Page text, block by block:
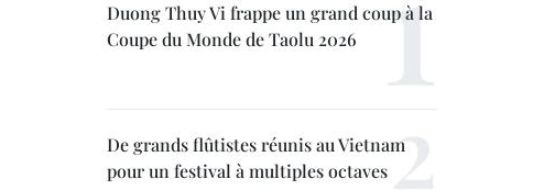
Duong Thuy Vi frappe un grand coup à la
Coupe du Monde de Taolu 2026
De grands flûtistes réunis au Vietnam
pour un festival à multiples octaves